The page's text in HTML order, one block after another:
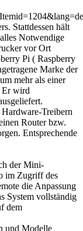
Stattdessen hält
Notwendige
vor Ort
Pi ( Raspberry
Marke der
mehr als einer
Er wird
Treibern
Router bzw.
Entsprechende
der Mini-
im Zugriff des
die Anpassung
System vollständig
dem
und Modelle